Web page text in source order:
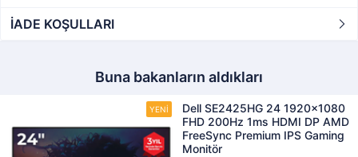
İADE KOŞULLARI
Buna bakanların aldıkları
Dell SE2425HG 24 1920x1080
FHD 200Hz 1ms HDMI DP AMD
FreeSync Premium IPS Gaming
Monitör